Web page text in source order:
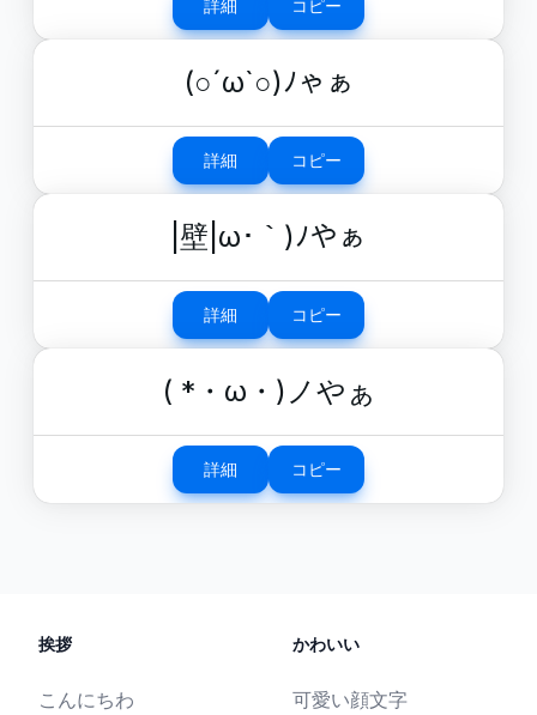
詳細 コピー
(○´ω`○)ﾉゃぁ
詳細 コピー
|壁|ω･｀)ﾉやぁ
詳細 コピー
( *・ω・)ノやぁ
詳細 コピー
挨拶
こんにちわ
かわいい
可愛い顔文字